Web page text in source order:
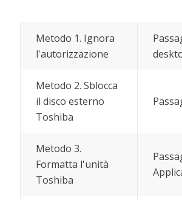
Metodo 1. Ignora
l'autorizzazione
Metodo 2. Sblocca
il disco esterno
Toshiba
Metodo 3.
Formatta l'unità
Toshiba